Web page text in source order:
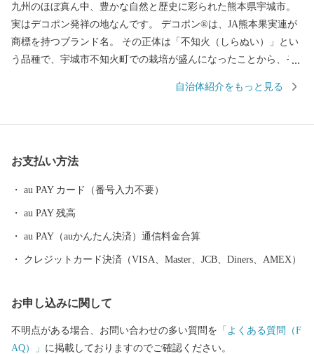
九州のほぼ真ん中、豊かな自然と歴史に彩られた熊本県宇城市。
実はデコポン発祥の地なんです。 デコポン®は、JA熊本果実連が
商標を持つブランド名。 その正体は「不知火（しらぬい）」とい
う品種で、宇城市不知火町での栽培が盛んになったことから、そ
軽に食べられる手頃さから、地元でも全国でも大人気。まさに“柑
姿がそのまま残る石積み埠頭や水路、橋など貿易港としての役割
コポン®・不知火 ■ みかん ■ あか牛 ■ 黒毛和牛 ■ 白玉粉 ■
生姜 ■ メロン ■ トマト ■ イチゴ
自治体紹介をもっと見る
お支払い方法
au PAY カード（番号入力不要）
au PAY 残高
au PAY（auかんたん決済）通信料金合算
クレジットカード決済（VISA、Master、JCB、Diners、AMEX）
お申し込みに関して
不明点がある場合、お問い合わせの多い質問を 「よくある質問（F
AQ）」 に掲載しておりますのでご確認ください。